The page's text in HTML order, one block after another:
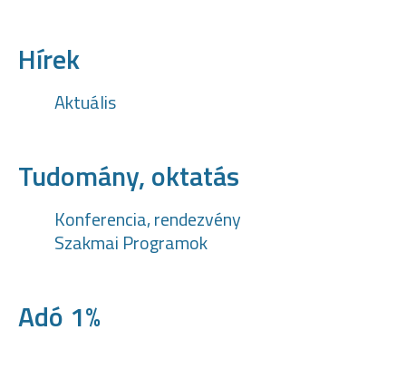
Hírek
Aktuális
Tudomány, oktatás
Konferencia, rendezvény
Szakmai Programok
Adó 1%